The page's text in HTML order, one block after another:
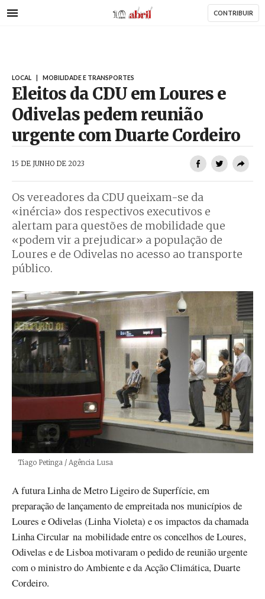
para
AbrilAbril CONTRIBUIR
LOCAL MOBILIDADE E TRANSPORTES
Eleitos da CDU em Loures e
Odivelas pedem reunião
urgente com Duarte Cordeiro
15 DE JUNHO DE 2023
Os vereadores da CDU queixam-se da
«inércia» dos respectivos executivos e
alertam para questões de mobilidade que
«podem vir a prejudicar» a população de
Loures e de Odivelas no acesso ao transporte
público.
Créditos
Tiago Petinga / Agência Lusa
A futura Linha de Metro Ligeiro de Superfície, em
preparação de lançamento de empreitada nos municípios de
Loures e Odivelas (Linha Violeta) e os impactos da chamada
Linha Circular na mobilidade entre os concelhos de Loures,
Odivelas e de Lisboa motivaram o pedido de reunião urgente
com o ministro do Ambiente e da Acção Climática, Duarte
Cordeiro.